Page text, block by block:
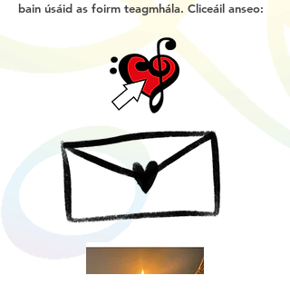
bain úsáid as foirm teagmhála. Cliceáil anseo: